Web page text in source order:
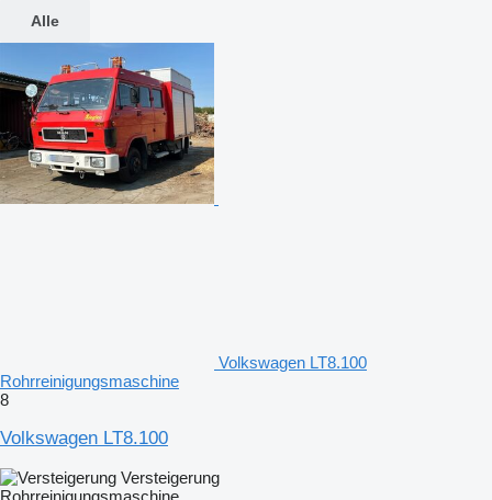
Alle
Volkswagen LT8.100
Rohrreinigungsmaschine
8
Volkswagen LT8.100
Versteigerung
Rohrreinigungsmaschine